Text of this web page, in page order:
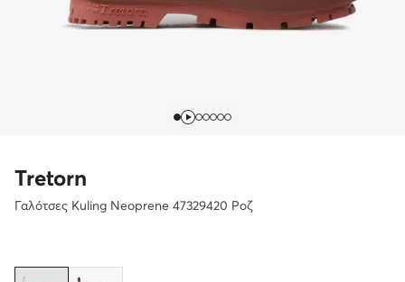
Tretorn
Γαλότσες Kuling Neoprene 47329420 Ροζ